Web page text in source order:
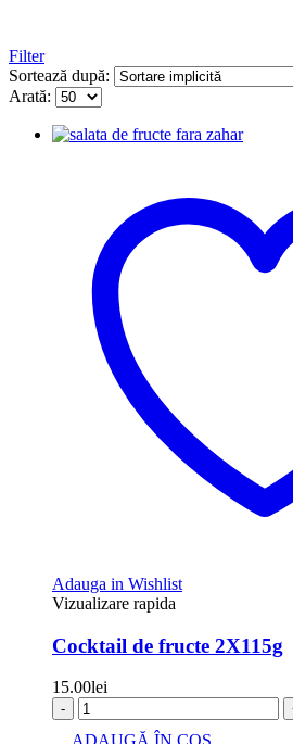
Filter
Sortează după:
Arată:
Adauga in Wishlist
Vizualizare rapida
Cocktail de fructe 2X115g
15.00lei
-